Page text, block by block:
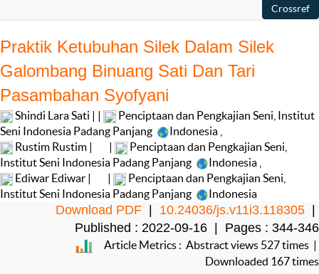
Praktik Ketubuhan Silek Dalam Silek
Galombang Binuang Sati Dan Tari
Pasambahan Syofyani
Shindi Lara Sati | |
Penciptaan dan Pengkajian Seni, Institut
Seni Indonesia Padang Panjang
Indonesia
Rustim Rustim |
Penciptaan dan Pengkajian Seni,
Institut Seni Indonesia Padang Panjang
Indonesia
Ediwar Ediwar |
Penciptaan dan Pengkajian Seni,
Institut Seni Indonesia Padang Panjang
Indonesia
Download PDF 10.24036/js.v11i3.118305
Published : 2022-09-16 | Pages : 344-346
Article Metrics : Abstract views 527 times |
Downloaded 167 times